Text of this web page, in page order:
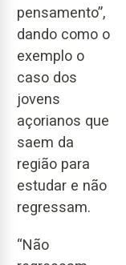
pensamento”,
dando como o
exemplo o
caso dos
jovens
açorianos que
saem da
região para
estudar e não
regressam.
“Não